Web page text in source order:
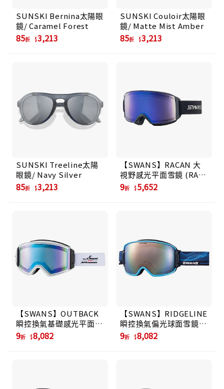
SUNSKI Bernina太陽眼
鏡/ Caramel Forest
85折 3,213
SUNSKI Couloir太陽眼
鏡/ Matte Mist Amber
85折 3,213
SUNSKI Treeline太陽
眼鏡/ Navy Silver
85折 3,213
【SWANS】RACAN 大
視野感光平面雪鏡 (RA-
MDH-CU)/ Neo Black
9折 5,652
【SWANS】OUTBACK
瞬控換氣基礎感光平面雪
鏡 (OB-CMDH)/ Crom
White
9折 8,082
【SWANS】RIDGELINE
瞬控換氣偏光球面雪鏡 -
淡紫/粉彩棕鏡面 -
Water Blue
9折 8,082